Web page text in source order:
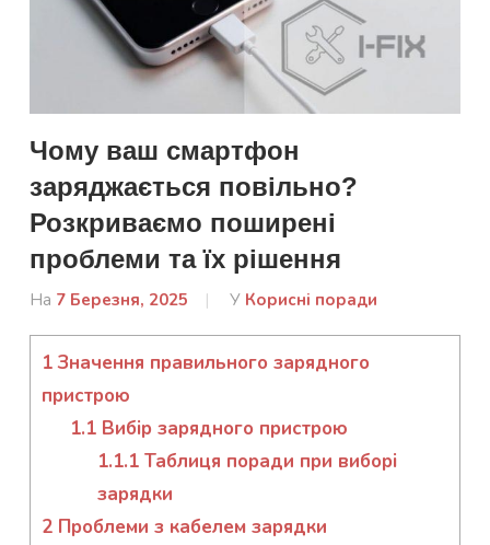
Чому ваш смартфон
заряджається повільно?
Розкриваємо поширені
проблеми та їх рішення
На 7 Березня, 2025
Від
У Корисні поради
1Значення правильного зарядного
пристрою
1.1Вибір зарядного пристрою
1.1.1 Таблиця поради при виборі
зарядки
2 Проблеми з кабелем зарядки